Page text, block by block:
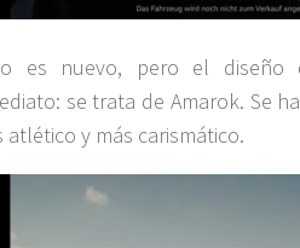
es nuevo, pero el diseño
se trata de Amarok. Se
atlético y más carismático.